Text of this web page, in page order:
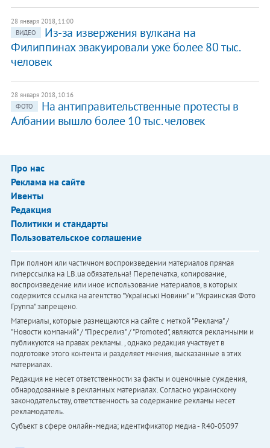
28 января 2018, 11:00
ВИДЕО
Из-за извержения вулкана на
Филиппинах эвакуировали уже более 80 тыс.
человек
28 января 2018, 10:16
ФОТО
​На антиправительственные протесты в
Албании вышло более 10 тыс. человек
Про нас
Реклама на сайте
Ивенты
Редакция
Политики и стандарты
Пользовательское соглашение
При полном или частичном воспроизведении материалов прямая
гиперссылка на LB.ua обязательна! Перепечатка, копирование,
воспроизведение или иное использование материалов, в которых
содержится ссылка на агентство "Українськi Новини" и "Украинская Фото
Группа" запрещено.
Материалы, которые размещаются на сайте с меткой "Реклама" /
"Новости компаний" / "Пресрелиз" / "Promoted", являются рекламными и
публикуются на правах рекламы. , однако редакция участвует в
подготовке этого контента и разделяет мнения, высказанные в этих
материалах.
Редакция не несет ответственности за факты и оценочные суждения,
обнародованные в рекламных материалах. Согласно украинскому
законодательству, ответственность за содержание рекламы несет
рекламодатель.
Субъект в сфере онлайн-медиа; идентификатор медиа - R40-05097